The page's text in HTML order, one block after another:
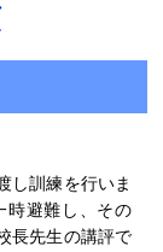
し訓練を行いま
時避難し、その
長先生の講評で